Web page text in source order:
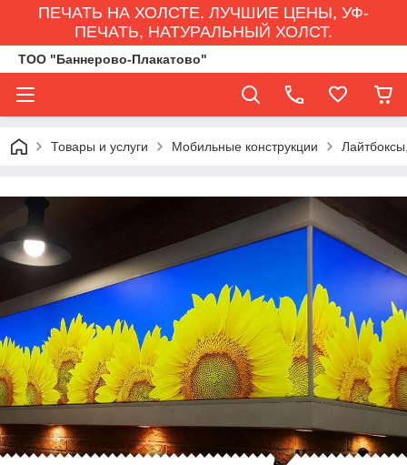
ПЕЧАТЬ НА ХОЛСТЕ. ЛУЧШИЕ ЦЕНЫ, УФ-
ПЕЧАТЬ, НАТУРАЛЬНЫЙ ХОЛСТ.
ТОО "Баннерово-Плакатово"
Товары и услуги Мобильные конструкции